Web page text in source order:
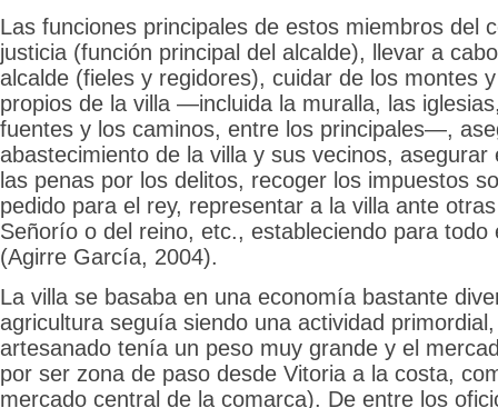
Las funciones principales de estos miembros del
justicia (función principal del alcalde), llevar a
alcalde (fieles y regidores), cuidar de los montes
propios de la villa —incluida la muralla, las
fuentes y los caminos, entre los principales—,
abastecimiento de la villa y sus vecinos, asegurar
las penas por los delitos, recoger los impuestos
pedido para el rey, representar a la villa ante
Señorío o del reino, etc., estableciendo para todo
(Agirre García, 2004).
La villa se basaba en una economía bastante
agricultura seguía siendo una actividad
artesanado tenía un peso muy grande y el
por ser zona de paso desde Vitoria a la costa,
mercado central de la comarca). De entre los